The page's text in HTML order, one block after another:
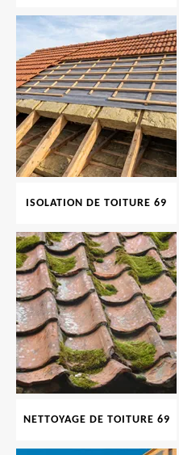
ISOLATION DE TOITURE 69
NETTOYAGE DE TOITURE 69